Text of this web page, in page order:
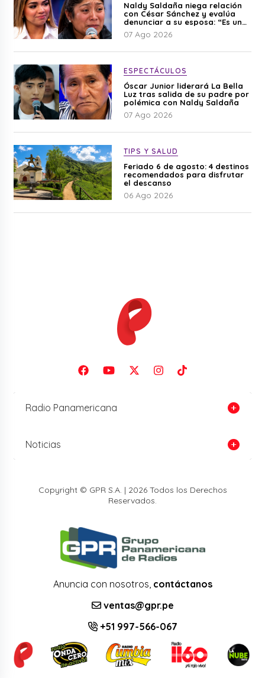
Naldy Saldaña niega relación
con César Sánchez y evalúa
denunciar a su esposa: “Es una
difamación”
07 Ago 2026
ESPECTÁCULOS
Óscar Junior liderará La Bella
Luz tras salida de su padre por
polémica con Naldy Saldaña
07 Ago 2026
TIPS Y SALUD
Feriado 6 de agosto: 4 destinos
recomendados para disfrutar
el descanso
06 Ago 2026
Radio Panamericana
Noticias
Copyright © GPR S.A. | 2026 Todos los Derechos
Reservados.
Anuncia con nosotros, contáctanos
ventas@gpr.pe
+51 997-566-067